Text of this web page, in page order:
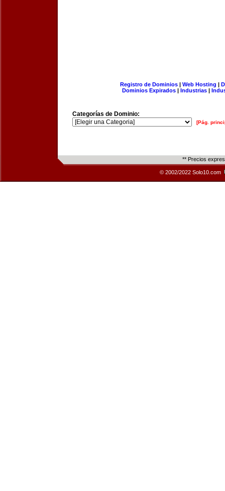
Registro de Dominios| Web Hosting |
Dominios Expirados | Industrias |
Categorías de Dominio:
[Pág.
** Precios
© 2002/2022 Solo10.com